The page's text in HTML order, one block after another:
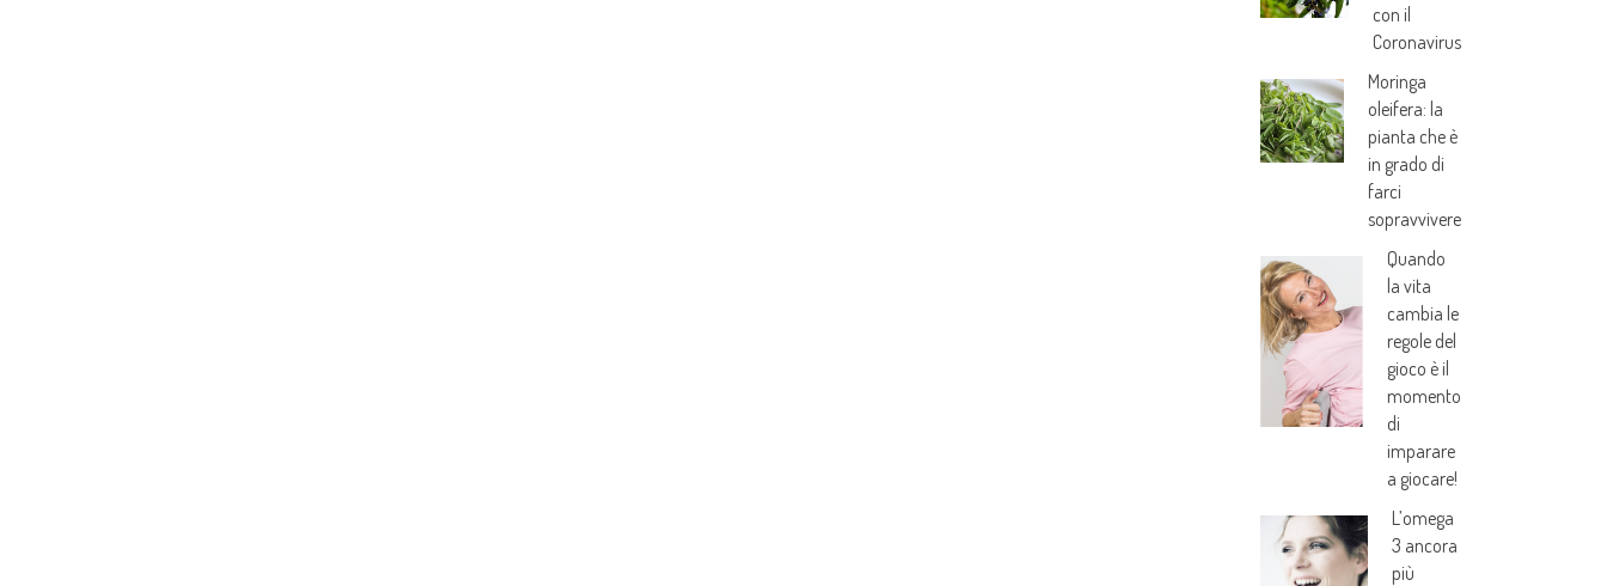
con il
Coronavirus
Moringa
oleifera: la
pianta che è
in grado di
farci
sopravvivere
Quando
la vita
cambia le
regole del
gioco è il
momento
di
imparare
a giocare!
L’omega
3 ancora
più